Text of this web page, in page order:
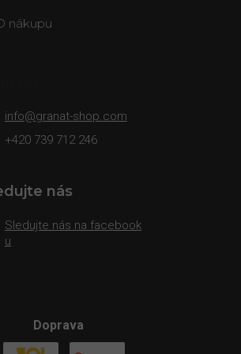
nákupu
info@granat-shop.com
+420 739 712 246
nás
Sledujte nás na facebook
u
Doprava